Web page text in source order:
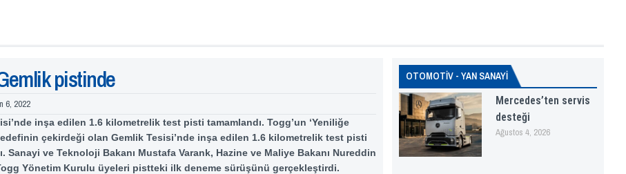
pistinde
6, 2022
inşa edilen 1.6 kilometrelik test pisti tamamlandı. Togg’un ‘Yeniliğe
çekirdeği olan Gemlik Tesisi’nde inşa edilen 1.6 kilometrelik test pisti
Sanayi ve Teknoloji Bakanı Mustafa Varank, Hazine ve Maliye Bakanı Nureddin
Yönetim Kurulu üyeleri pistteki ilk deneme sürüşünü gerçekleştirdi.
OTOMOTİV - YAN SANAYİ
Mercedes’ten servis
desteği
Ağustos 4, 2026